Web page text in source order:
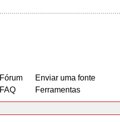
Fórum
FAQ
Enviar uma fonte
Ferramentas